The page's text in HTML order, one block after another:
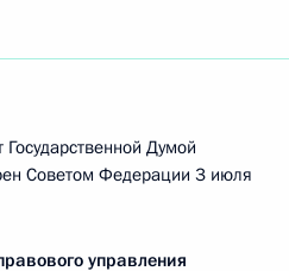
Думой
Советом Федерации 3 июля
управления